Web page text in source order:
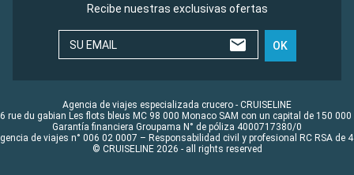
Recibe nuestras exclusivas ofertas
SU EMAIL OK
Agencia de viajes especializada crucero - CRUISELINE
rue du gabian Les flots bleus MC 98 000 Monaco SAM con un capital de 150 000
Garantía financiera Groupama N° de póliza 4000717380/0
de viajes n° 006 02 0007 – Responsabilidad civil y profesional RC RSA de
© CRUISELINE 2026 - all rights reserved